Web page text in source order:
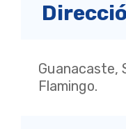
Guanacaste,
Flamingo.